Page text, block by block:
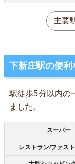
主要
下新庄駅の便利
駅徒歩5分以内の
ました。
スーパー
レストラン/ファス